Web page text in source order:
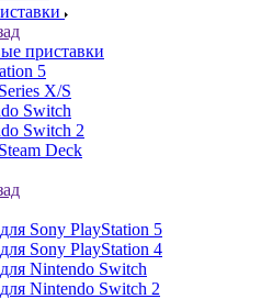
приставки
5
X/S
Switch
Switch 2
Deck
Sony PlayStation 5
Sony PlayStation 4
Nintendo Switch
Nintendo Switch 2